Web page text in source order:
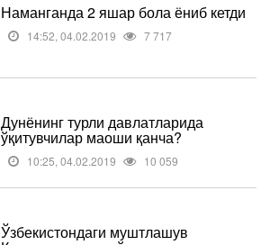
Наманганда 2 яшар бола ёниб кетди
14:52, 04.02.2019 7 717
Дунёнинг турли давлатларида
ўқитувчилар маоши қанча?
10:25, 04.02.2019 10 059
Ўзбекистондаги муштлашув